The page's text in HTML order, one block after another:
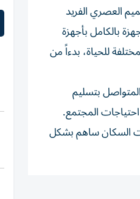
العصري الفريد
بالكامل بأجهزة
للحياة، بدءاً من
بتسليم
المجتمع.
السكان ساهم بشكل